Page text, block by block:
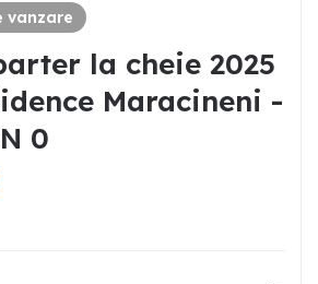
vanzare
la cheie 2025
Maracineni -
0